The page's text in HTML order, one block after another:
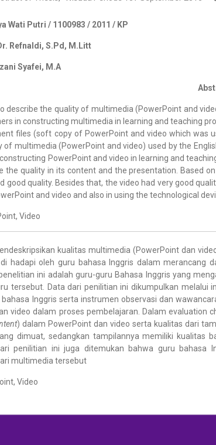
Putri / 1100983 / 2011 / KP
Refnaldi, S.Pd, M.Litt
Syafei, M.A
describe the quality of multimedia (PowerPoint and
in constructing multimedia in learning and teaching
files (soft copy of PowerPoint and video which
of multimedia (PowerPoint and video) used by the
PowerPoint and video in learning and
the quality in its content and the presentation. Based
good quality. Besides that, the video had very good
and video and also in using the technological
Video
kualitas multimedia (PowerPoint dan
hadapi oleh guru bahasa Inggris dalam merancang
ini adalah guru-guru Bahasa Inggris yang
tersebut. Data dari penilitian ini dikumpulkan melalui
Inggris serta instrumen observasi dan
video dalam proses pembelajaran. Dalam
) dalam PowerPoint dan video serta kualitas dari
dimuat, sedangkan tampilannya memiliki kualitas
penilitian ini juga ditemukan bahwa guru
multimedia tersebut
Video